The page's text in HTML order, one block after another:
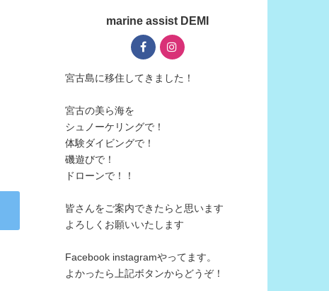
marine assist DEMI
宮古島に移住してきました！
宮古の美ら海を
シュノーケリングで！
体験ダイビングで！
磯遊びで！
ドローンで！！
皆さんをご案内できたらと思います
よろしくお願いいたします
Facebook instagramやってます。
よかったら上記ボタンからどうぞ！